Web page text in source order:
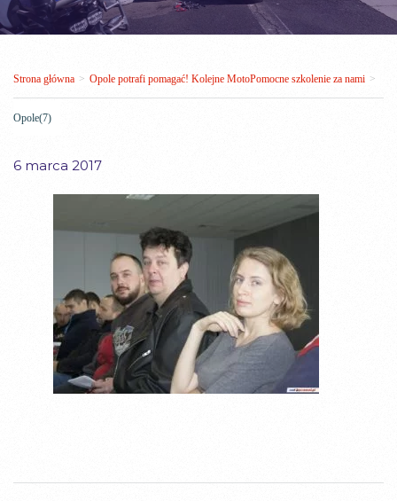
Strona główna > Opole potrafi pomagać! Kolejne MotoPomocne szkolenie za nami >
Opole(7)
6 marca 2017